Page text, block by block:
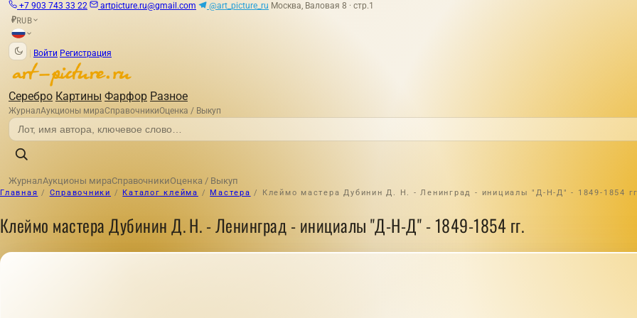
+7 903 743 33 22 artpicture.ru@gmail.com @art_picture_ru Москва, Валовая 8 · стр.1
₽RUB
Войти Регистрация
Серебро Картины Фарфор Разное
ЖурналАукционы мираСправочникиОценка / Выкуп
ЖурналАукционы мираСправочникиОценка / Выкуп
Главная / Справочники / Каталог клейма / Мастера / Клеймо мастера Дубинин Д. Н. - Ленинград - инициалы "Д-Н-Д" - 1849-1854
Клеймо мастера Дубинин Д. Н. - Ленинград - инициалы "Д-Н-Д" - 1849-1854 гг.